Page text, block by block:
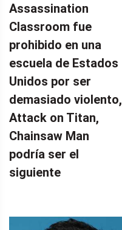
Assassination
Classroom fue
prohibido en una
escuela de Estados
Unidos por ser
demasiado violento,
Attack on Titan,
Chainsaw Man
podría ser el
siguiente